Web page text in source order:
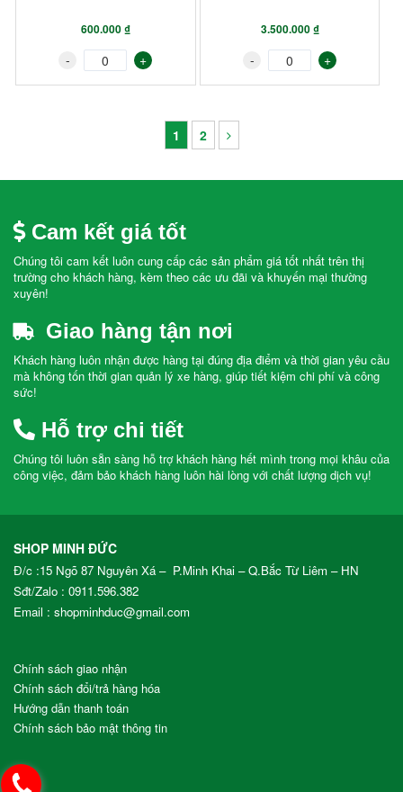
600.000 ₫
- +
3.500.000 ₫
- +
1 2
Cam kết giá tốt
Chúng tôi cam kết luôn cung cấp các sản phẩm giá tốt nhất trên thị
trường cho khách hàng, kèm theo các ưu đãi và khuyến mại thường
xuyên!
Giao hàng tận nơi
Khách hàng luôn nhận được hàng tại đúng địa điểm và thời gian yêu cầu
mà không tốn thời gian quản lý xe hàng, giúp tiết kiệm chi phí và công
sức!
Hỗ trợ chi tiết
Chúng tôi luôn sẵn sàng hỗ trợ khách hàng hết mình trong mọi khâu của
công việc, đảm bảo khách hàng luôn hài lòng với chất lượng dịch vụ!
SHOP MINH ĐỨC
Đ/c :15 Ngõ 87 Nguyên Xá – P.Minh Khai – Q.Bắc Từ Liêm – HN
Sđt/Zalo : 0911.596.382
Email : shopminhduc@gmail.com
Chính sách giao nhận
Chính sách đổi/trả hàng hóa
Hướng dẫn thanh toán
Chính sách bảo mật thông tin